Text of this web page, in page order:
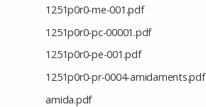
1251p0r0-me-001.pdf
1251p0r0-pc-00001.pdf
1251p0r0-pe-001.pdf
1251p0r0-pr-0004-amidaments.pdf
amida.pdf